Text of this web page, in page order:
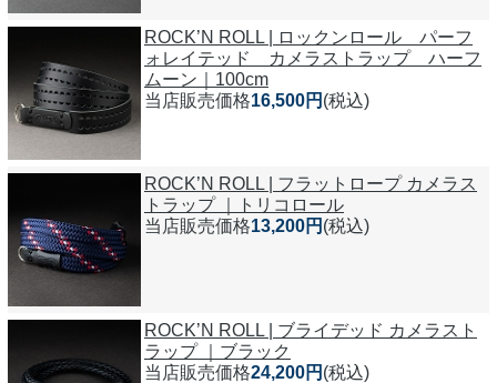
ROCK’N ROLL | ロックンロール パーフ
ォレイテッド カメラストラップ ハーフ
ムーン｜100cm
当店販売価格16,500円 (税込)
ROCK’N ROLL | フラットロープ カメラス
トラップ ｜トリコロール
当店販売価格13,200円 (税込)
ROCK’N ROLL | ブライデッド カメラスト
ラップ ｜ブラック
当店販売価格24,200円 (税込)